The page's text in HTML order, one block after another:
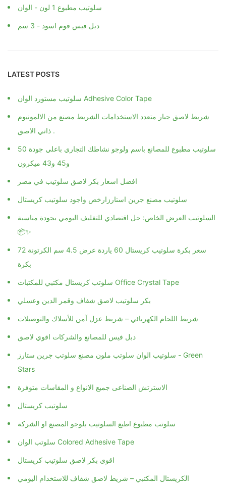
سلوتيب مطبوع 1 لون - الوان
دبل فيس فوم اسود - 3 سم
LATEST POSTS
سلوتيب مستورد الوان Adhesive Color Tape
شريط لاصق جبار متعدد الاستخدامات الشريط مصنع من الالمونيوم
ذاتي الاصق .
سلوتيب مطبوع للمصانع باسم ولوجو نشاطك التجاري باعلي جودة 50
و45 و43 ميكرون
افضل اسعار بكر لاصق سلوتيب في مصر
سلوتيب مصنع جرين استارزارخص واجود سلوتيب كريستال
السلوتيب العرض الخاص: حل اقتصادي للتغليف اليومي بجودة مناسبة
📦✨
سعر بكرة سلوتيب كريستال 60 ياردة عرض 4.5 سم الكرتونة 72
بكرة
سلوتب كريستال مكتبي للمكتبات Office Crystal Tape
بكر سلوتيب لاصق شفاف وقمر الدين وعسلي
شريط اللحام الكهربائي – شريط عزل آمن للأسلاك والتوصيلات
دبل فيس للمصانع والشركات اقوي لاصق
سلوتيب الوان سلوتب ملون مصنع سلوتب جرين ستارز - Green
Stars
الاسترتش الصناعى جميع الانواع و المقاسات متوفرة
سلوتيب كريستال
سلوتب مطبوع اطبع السلوتيب بلوجو المصنع او الشركة
سلوتب الوان Colored Adhesive Tape
اقوي بكر لاصق سلوتيب كريستال
الكريستال المكتبي – شريط لاصق شفاف للاستخدام اليومي